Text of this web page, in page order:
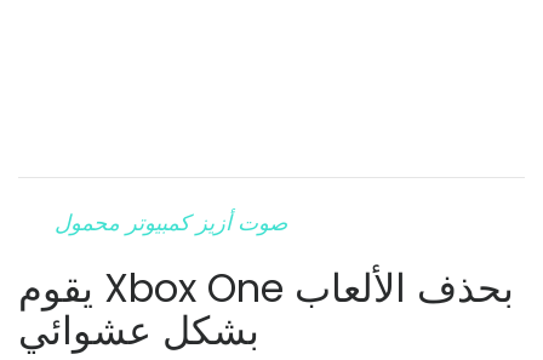
صوت أزيز كمبيوتر محمول
يقوم Xbox One بحذف الألعاب
بشكل عشوائي